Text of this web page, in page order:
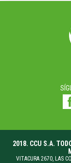
2018. CCU S.A.
VITACURA 2670, LAS